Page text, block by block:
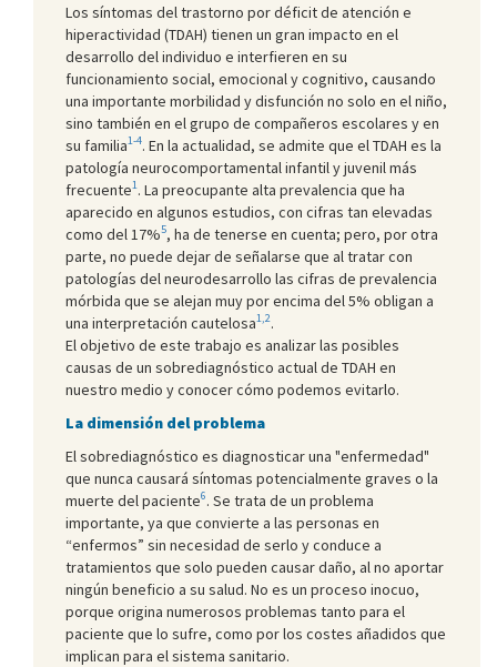
Los síntomas del trastorno por déficit de atención e
hiperactividad (TDAH) tienen un gran impacto en el
desarrollo del individuo e interfieren en su
funcionamiento social, emocional y cognitivo, causando
una importante morbilidad y disfunción no solo en el niño,
sino también en el grupo de compañeros escolares y en
su familia1-4. En la actualidad, se admite que el TDAH es la
patología neurocomportamental infantil y juvenil más
frecuente1. La preocupante alta prevalencia que ha
aparecido en algunos estudios, con cifras tan elevadas
como del 17%5, ha de tenerse en cuenta; pero, por otra
parte, no puede dejar de señalarse que al tratar con
patologías del neurodesarrollo las cifras de prevalencia
mórbida que se alejan muy por encima del 5% obligan a
una interpretación cautelosa1,2.
El objetivo de este trabajo es analizar las posibles
causas de un sobrediagnóstico actual de TDAH en
nuestro medio y conocer cómo podemos evitarlo.
La dimensión del problema
El sobrediagnóstico es diagnosticar una "enfermedad"
que nunca causará síntomas potencialmente graves o la
muerte del paciente6. Se trata de un problema
importante, ya que convierte a las personas en
“enfermos” sin necesidad de serlo y conduce a
tratamientos que solo pueden causar daño, al no aportar
ningún beneficio a su salud. No es un proceso inocuo,
porque origina numerosos problemas tanto para el
paciente que lo sufre, como por los costes añadidos que
implican para el sistema sanitario.